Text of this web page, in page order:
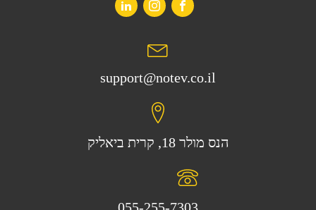
support@notev.co.il
הנס מולר 18, קרית ביאליק